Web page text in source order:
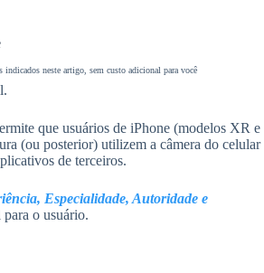
neste artigo, sem custo adicional para você
que usuários de iPhone (modelos XR e
(ou posterior) utilizem a câmera do celular
de terceiros.
Especialidade, Autoridade e
o usuário.